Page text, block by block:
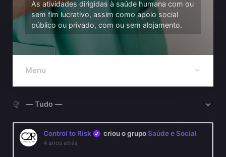
As atividades dirigidas à saúde humana com ou
sem fim lucrativo, assim como apoio social
público ou privado, com ou sem alojamento.
Menu
Mostrar:
Control to Risk criou o grupoSaúde e Social
4 anos atrás